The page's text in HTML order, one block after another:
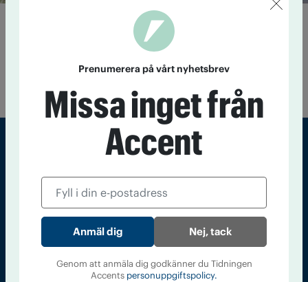
Låtsaskrig och kamratstöd
Kamratstödsföreningen Oliven i sörmländska
Katrineholm sjuder av aktivitet. Den här onsdagen samlas sju
av föreningens 86 medlemmar för ett par timmars paintball
Tidningen Accent, A4, Bondegatan 21, 116 33 Stockholm
accent@iogt.se
Chefredaktör och ansvarig utgivare: Barbro Janson Lundkvist,
Prenumerera på vårt nyhetsbrev
Missa inget från
Accent
Nej, tack
Genom att anmäla dig godkänner du Tidningen
Accents personuppgiftspolicy.